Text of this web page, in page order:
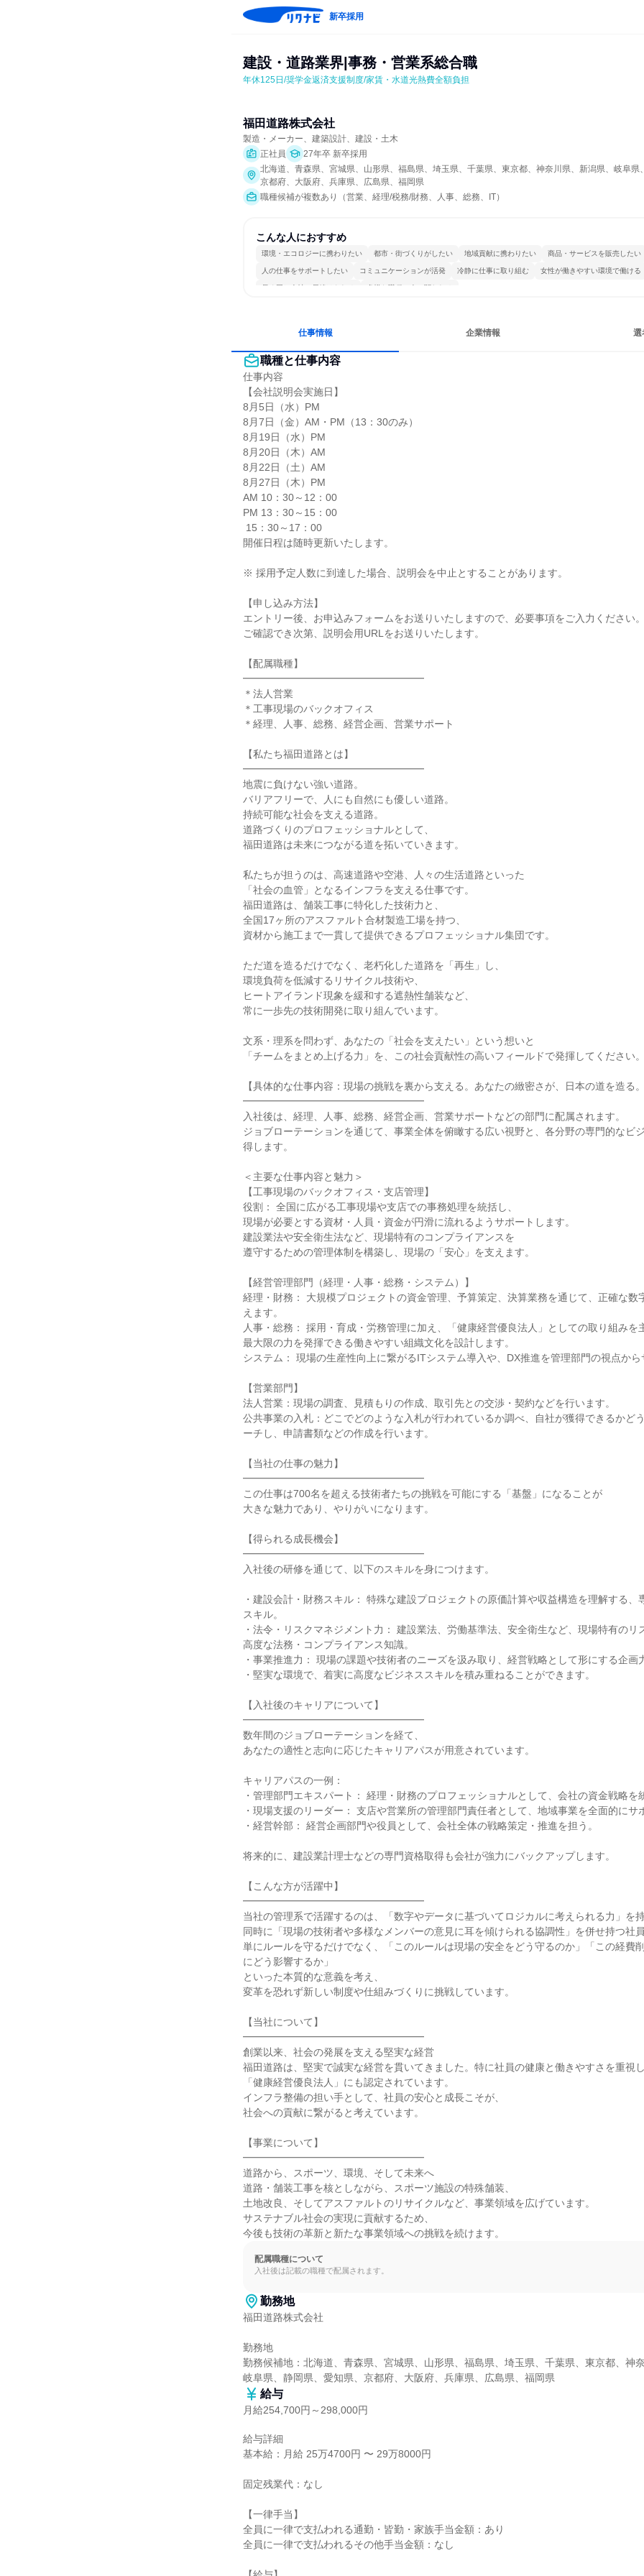
新卒採用
建設・道路業界|事務・営業系総合職
年休125日/奨学金返済支援制度/家賃・水道光熱費全額負担
福田道路株式会社
製造・メーカー、建築設計、建設・土木
正社員
27年卒 新卒採用
北海道、青森県、宮城県、山形県、福島県、埼玉県、千葉県、東京都、神奈川県、新潟県、岐阜県
京都府、大阪府、兵庫県、広島県、福岡県
職種候補が複数あり（営業、経理/税務/財務、人事、総務、IT）
こんな人におすすめ
環境・エコロジーに携わりたい 都市・街づくりがしたい 地域貢献に携わりたい 商品・サービスを販売したい
人の仕事をサポートしたい コミュニケーションが活発 冷静に仕事に取り組む 女性が働きやすい環境で働ける
長く同じ会社に居続けられる 多様な職種の人と関われる
仕事情報 企業情報 選
職種と仕事内容
仕事内容
【会社説明会実施日】
8月5日（水）PM
8月7日（金）AM・PM（13：30のみ）
8月19日（水）PM
8月20日（木）AM
8月22日（土）AM
8月27日（木）PM
AM 10：30～12：00
PM 13：30～15：00
開催日程は随時更新いたします。
※ 採用予定人数に到達した場合、説明会を中止とすることがあります。
【申し込み方法】
エントリー後、お申込みフォームをお送りいたしますので、必要事項をご入力ください。
ご確認でき次第、説明会用URLをお送りいたします。
【配属職種】
━━━━━━━━━━━━━━━━━━
＊法人営業
＊工事現場のバックオフィス
＊経理、人事、総務、経営企画、営業サポート
【私たち福田道路とは】
━━━━━━━━━━━━━━━━━━
地震に負けない強い道路。
バリアフリーで、人にも自然にも優しい道路。
持続可能な社会を支える道路。
道路づくりのプロフェッショナルとして、
福田道路は未来につながる道を拓いていきます。
私たちが担うのは、高速道路や空港、人々の生活道路といった
「社会の血管」となるインフラを支える仕事です。
福田道路は、舗装工事に特化した技術力と、
全国17ヶ所のアスファルト合材製造工場を持つ、
資材から施工まで一貫して提供できるプロフェッショナル集団です。
ただ道を造るだけでなく、老朽化した道路を「再生」し、
環境負荷を低減するリサイクル技術や、
ヒートアイランド現象を緩和する遮熱性舗装など、
常に一歩先の技術開発に取り組んでいます。
文系・理系を問わず、あなたの「社会を支えたい」という想いと
「チームをまとめ上げる力」を、この社会貢献性の高いフィールドで発揮してください。
【具体的な仕事内容：現場の挑戦を裏から支える。あなたの緻密さが、日本の道を造る。
━━━━━━━━━━━━━━━━━━
入社後は、経理、人事、総務、経営企画、営業サポートなどの部門に配属されます。
ジョブローテーションを通じて、事業全体を俯瞰する広い視野と、各分野の専門的なビ
得します。
＜主要な仕事内容と魅力＞
【工事現場のバックオフィス・支店管理】
役割： 全国に広がる工事現場や支店での事務処理を統括し、
現場が必要とする資材・人員・資金が円滑に流れるようサポートします。
建設業法や安全衛生法など、現場特有のコンプライアンスを
遵守するための管理体制を構築し、現場の「安心」を支えます。
【経営管理部門（経理・人事・総務・システム）】
経理・財務： 大規模プロジェクトの資金管理、予算策定、決算業務を通じて、正確な数
えます。
人事・総務： 採用・育成・労務管理に加え、「健康経営優良法人」としての取り組みを
最大限の力を発揮できる働きやすい組織文化を設計します。
システム： 現場の生産性向上に繋がるITシステム導入や、DX推進を管理部門の視点から
【営業部門】
法人営業：現場の調査、見積もりの作成、取引先との交渉・契約などを行います。
公共事業の入札：どこでどのような入札が行われているか調べ、自社が獲得できるかど
ーチし、申請書類などの作成を行います。
【当社の仕事の魅力】
━━━━━━━━━━━━━━━━━━
この仕事は700名を超える技術者たちの挑戦を可能にする「基盤」になることが
大きな魅力であり、やりがいになります。
【得られる成長機会】
━━━━━━━━━━━━━━━━━━
入社後の研修を通じて、以下のスキルを身につけます。
・建設会計・財務スキル： 特殊な建設プロジェクトの原価計算や収益構造を理解する、
スキル。
・法令・リスクマネジメント力： 建設業法、労働基準法、安全衛生など、現場特有のリ
高度な法務・コンプライアンス知識。
・事業推進力： 現場の課題や技術者のニーズを汲み取り、経営戦略として形にする企画
・堅実な環境で、着実に高度なビジネススキルを積み重ねることができます。
【入社後のキャリアについて】
━━━━━━━━━━━━━━━━━━
数年間のジョブローテーションを経て、
あなたの適性と志向に応じたキャリアパスが用意されています。
キャリアパスの一例：
・管理部門エキスパート： 経理・財務のプロフェッショナルとして、会社の資金戦略を
・現場支援のリーダー： 支店や営業所の管理部門責任者として、地域事業を全面的にサ
・経営幹部： 経営企画部門や役員として、会社全体の戦略策定・推進を担う。
将来的に、建設業計理士などの専門資格取得も会社が強力にバックアップします。
【こんな方が活躍中】
━━━━━━━━━━━━━━━━━━
当社の管理系で活躍するのは、「数字やデータに基づいてロジカルに考えられる力」を持
同時に「現場の技術者や多様なメンバーの意見に耳を傾けられる協調性」を併せ持つ社員
単にルールを守るだけでなく、「このルールは現場の安全をどう守るのか」「この経費
にどう影響するか」
といった本質的な意義を考え、
変革を恐れず新しい制度や仕組みづくりに挑戦しています。
【当社について】
━━━━━━━━━━━━━━━━━━
創業以来、社会の発展を支える堅実な経営
福田道路は、堅実で誠実な経営を貫いてきました。特に社員の健康と働きやすさを重視し
「健康経営優良法人」にも認定されています。
インフラ整備の担い手として、社員の安心と成長こそが、
社会への貢献に繋がると考えています。
【事業について】
━━━━━━━━━━━━━━━━━━
道路から、スポーツ、環境、そして未来へ
道路・舗装工事を核としながら、スポーツ施設の特殊舗装、
土地改良、そしてアスファルトのリサイクルなど、事業領域を広げています。
サステナブル社会の実現に貢献するため、
今後も技術の革新と新たな事業領域への挑戦を続けます。
配属職種について
入社後は記載の職種で配属されます。
勤務地
福田道路株式会社
勤務地
勤務候補地：北海道、青森県、宮城県、山形県、福島県、埼玉県、千葉県、東京都、神奈
岐阜県、静岡県、愛知県、京都府、大阪府、兵庫県、広島県、福岡県
給与
月給254,700円～298,000円
給与詳細
基本給：月給 25万4700円 〜 29万8000円
固定残業代：なし
【一律手当】
全員に一律で支払われる通勤・皆勤・家族手当金額：あり
全員に一律で支払われるその他手当金額：なし